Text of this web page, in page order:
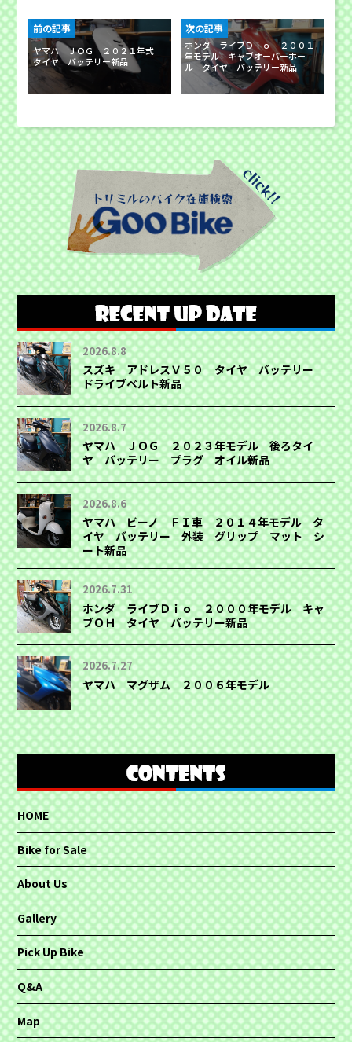
ヤマハ ＪＯＧ ２０２１年式
タイヤ バッテリー新品
前の記事
ホンダ ライブＤｉｏ ２００１
年モデル キャブオーバーホー
ル タイヤ バッテリー新品
次の記事
2026.8.8
スズキ アドレスＶ５０ タイヤ バッテリー
ドライブベルト新品
2026.8.7
ヤマハ ＪＯＧ ２０２３年モデル 後ろタイ
ヤ バッテリー プラグ オイル新品
2026.8.6
ヤマハ ビーノ ＦＩ車 ２０１４年モデル タ
イヤ バッテリー 外装 グリップ マット シ
ート新品
2026.7.31
ホンダ ライブＤｉｏ ２０００年モデル キャ
ブＯＨ タイヤ バッテリー新品
2026.7.27
ヤマハ マグザム ２００６年モデル
HOME
Bike for Sale
About Us
Gallery
Pick Up Bike
Q&A
Map